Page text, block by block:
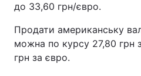
до 33,60 грн/євро.
Продати американську
можна по курсу 27,80 грн
грн за євро.